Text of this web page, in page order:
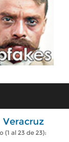
Veracruz
al 23 de 23):